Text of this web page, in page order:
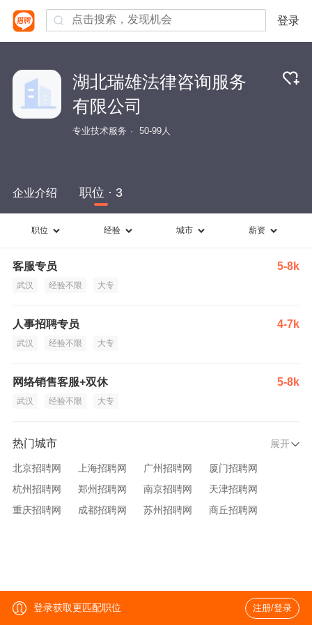
登录
湖北瑞雄法律咨询服务
有限公司
专业技术服务 50-99人
企业介绍 职位 · 3
职位 经验 城市 薪资
客服专员 5-8k
武汉 经验不限 大专
人事招聘专员 4-7k
武汉 经验不限 大专
网络销售客服+双休 5-8k
武汉 经验不限 大专
热门城市 展开
北京招聘网 上海招聘网 广州招聘网
厦门招聘网
杭州招聘网
郑州招聘网 南京招聘网
天津招聘网
重庆招聘网
成都招聘网 苏州招聘网
商丘招聘网
登录获取更匹配职位 注册/登录